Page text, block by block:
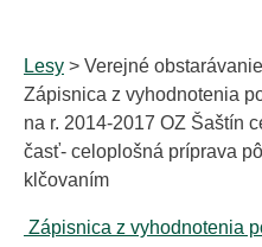
Lesy > Verejné
Zápisnica z vyhodnotenia
na r. 2014-2017 OZ Šaštín
časť- celoplošná príprava
klčovaním
Zápisnica z vyhodnotenia